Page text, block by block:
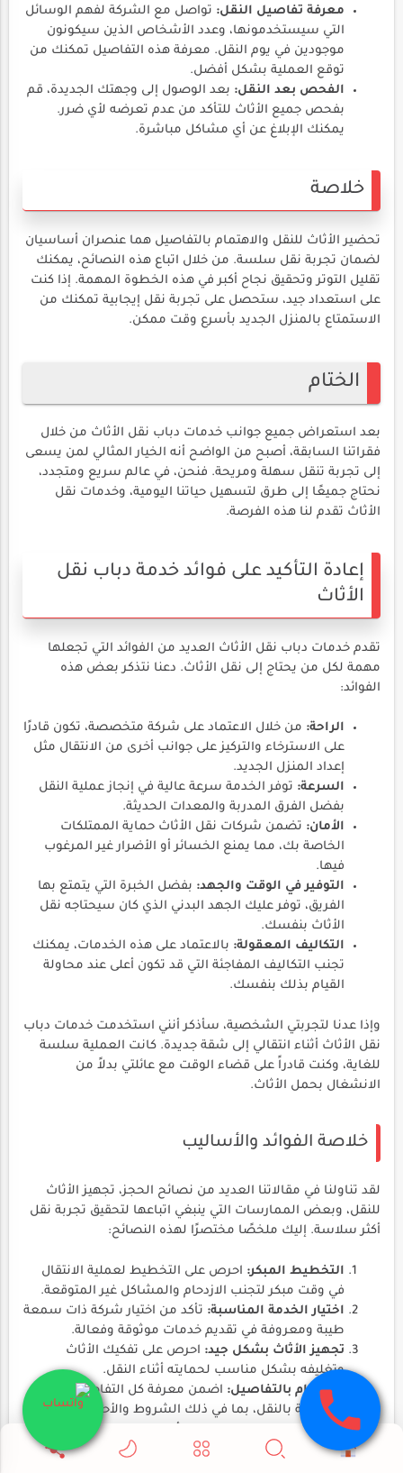
معرفة تفاصيل النقل: تواصل مع الشركة لفهم الوسائل
التي سيستخدمونها، وعدد الأشخاص الذين سيكونون
موجودين في يوم النقل. معرفة هذه التفاصيل تمكنك من
توقع العملية بشكل أفضل.
الفحص بعد النقل: بعد الوصول إلى وجهتك الجديدة، قم
بفحص جميع الأثاث للتأكد من عدم تعرضه لأي ضرر.
يمكنك الإبلاغ عن أي مشاكل مباشرة.
خلاصة
تحضير الأثاث للنقل والاهتمام بالتفاصيل هما عنصران أساسيان
لضمان تجربة نقل سلسة. من خلال اتباع هذه النصائح، يمكنك
تقليل التوتر وتحقيق نجاح أكبر في هذه الخطوة المهمة. إذا كنت
على استعداد جيد، ستحصل على تجربة نقل إيجابية تمكنك من
الاستمتاع بالمنزل الجديد بأسرع وقت ممكن.
الختام
بعد استعراض جميع جوانب خدمات دباب نقل الأثاث من خلال
فقراتنا السابقة، أصبح من الواضح أنه الخيار المثالي لمن يسعى
إلى تجربة تنقل سهلة ومريحة. فنحن، في عالم سريع ومتجدد،
نحتاج جميعًا إلى طرق لتسهيل حياتنا اليومية، وخدمات نقل
الأثاث تقدم لنا هذه الفرصة.
إعادة التأكيد على فوائد خدمة دباب نقل
الأثاث
تقدم خدمات دباب نقل الأثاث العديد من الفوائد التي تجعلها
مهمة لكل من يحتاج إلى نقل الأثاث. دعنا نتذكر بعض هذه
الفوائد:
الراحة: من خلال الاعتماد على شركة متخصصة، تكون قادرًا
على الاسترخاء والتركيز على جوانب أخرى من الانتقال مثل
إعداد المنزل الجديد.
السرعة: توفر الخدمة سرعة عالية في إنجاز عملية النقل
بفضل الفرق المدربة والمعدات الحديثة.
الأمان: تضمن شركات نقل الأثاث حماية الممتلكات
الخاصة بك، مما يمنع الخسائر أو الأضرار غير المرغوب
فيها.
التوفير في الوقت والجهد: بفضل الخبرة التي يتمتع بها
الفريق، توفر عليك الجهد البدني الذي كان سيحتاجه نقل
الأثاث بنفسك.
التكاليف المعقولة: بالاعتماد على هذه الخدمات، يمكنك
تجنب التكاليف المفاجئة التي قد تكون أعلى عند محاولة
القيام بذلك بنفسك.
وإذا عدنا لتجربتي الشخصية، سأذكر أنني استخدمت خدمات دباب
نقل الأثاث أثناء انتقالي إلى شقة جديدة. كانت العملية سلسة
للغاية، وكنت قادراً على قضاء الوقت مع عائلتي بدلاً من
الانشغال بحمل الأثاث.
خلاصة الفوائد والأساليب
لقد تناولنا في مقالاتنا العديد من نصائح الحجز، تجهيز الأثاث
للنقل، وبعض الممارسات التي ينبغي اتباعها لتحقيق تجربة نقل
أكثر سلاسة. إليك ملخصًا مختصرًا لهذه النصائح:
التخطيط المبكر: احرص على التخطيط لعملية الانتقال
في وقت مبكر لتجنب الازدحام والمشاكل غير المتوقعة.
اختيار الخدمة المناسبة: تأكد من اختيار شركة ذات سمعة
طيبة ومعروفة في تقديم خدمات موثوقة وفعالة.
تجهيز الأثاث بشكل جيد: احرص على تفكيك الأثاث
وتغليفه بشكل مناسب لحمايته أثناء النقل.
الاهتمام بالتفاصيل: اضمن معرفة كل التفاصيل
المتعلقة بالنقل، بما في ذلك الشروط والأحكام.
تأكيد المواعيد:
يجب عليك التأكد من المواعيد مع الشركة
وأي تفاصيل إضافية تحتاجها.